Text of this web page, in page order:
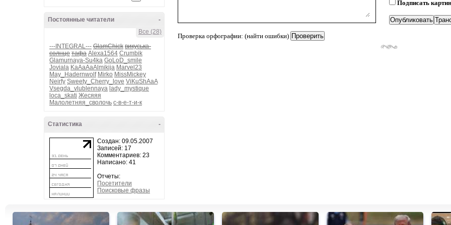
-
Постоянные читатели
Все (28)
---INTEGRAL--- GlamChick викуська-
солнце тафа Alexa1564 Crumbik
Glamurnaya-Su4ka GoLoD_smile
Joviala KaAaAaAlmikija Marvel23
May_Hadernwolf Mirko MissMickey
Neirfy Sweety_Cherry_love ViKuShAaA
Vsegda_vlublennaya lady_mystique
loca_skati Жесяяя
Малолетняя_сволочь с-в-е-т-и-к
-
Статистика
Создан: 09.05.2007
Записей: 17
Комментариев: 23
Написано: 41
Отчеты:
Посетители
Поисковые фразы
Проверка орфографии: (найти ошибки)
Подписать